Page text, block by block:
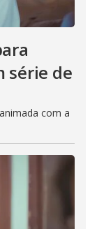
série de
com a